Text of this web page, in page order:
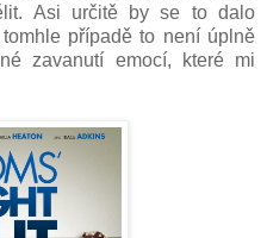
Asi určitě by se to dalo
případě to není úplně
zavanutí emocí, které mi